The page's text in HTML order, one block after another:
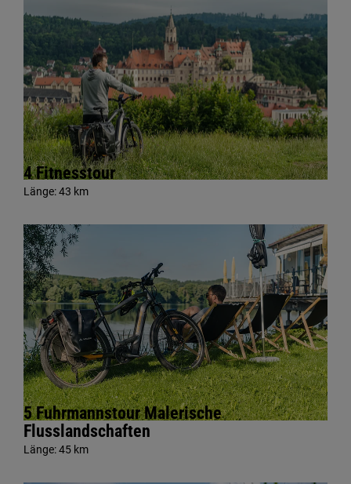
4 Fitnesstour
Länge:43 km
5 Fuhrmannstour Malerische
Flusslandschaften
Länge:45 km